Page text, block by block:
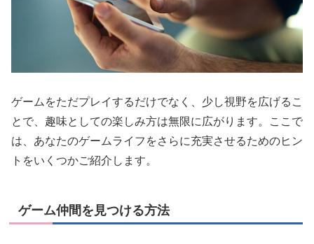
ゲームをただプレイするだけでなく、少し視野を広げるこ
とで、趣味としての楽しみ方は無限に広がります。ここで
は、あなたのゲームライフをさらに充実させるためのヒン
トをいくつかご紹介します。
ゲーム仲間を見つける方法